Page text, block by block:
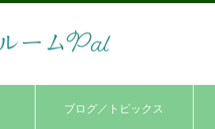
ブログ／トピックス